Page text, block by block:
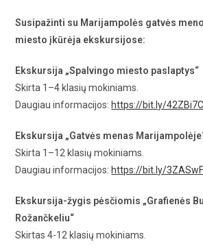
Susipažinti su Marijampolės gatvės
miesto įkūrėja ekskursijose:
Ekskursija „Spalvingo miesto paslaptys“
Skirta 1–4 klasių mokiniams.
Daugiau informacijos: https://bit.ly/42ZBi7C
Ekskursija „Gatvės menas
Skirta 1–12 klasių mokiniams.
Daugiau informacijos: https://bit.ly/
Ekskursija-žygis pėsčiomis „Grafienės
Rožančkeliu“
Skirtas 4-12 klasių mokiniams.